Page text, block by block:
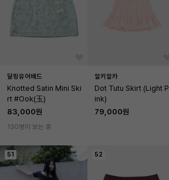
달링유어배드
Knotted Satin Mini Ski
rt #Ook(玉)
83,000원
130명이 보는 중
알키알카
Dot Tutu Skirt (Light P
ink)
79,000원
51 52